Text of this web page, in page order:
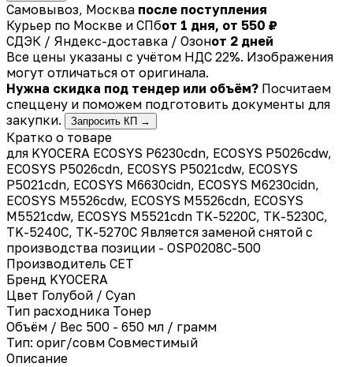
Самовывоз, Москва после поступления
Курьер по Москве и СПбот 1 дня, от 550 ₽
СДЭК / Яндекс-доставка / Озонот 2 дней
Все цены указаны с учётом НДС 22%. Изображения
могут отличаться от оригинала.
Нужна скидка под тендер или объём? Посчитаем
спеццену и поможем подготовить документы для
закупки.
Запросить КП →
Кратко о товаре
для KYOCERA ECOSYS P6230cdn, ECOSYS P5026cdw,
ECOSYS P5026cdn, ECOSYS P5021cdw, ECOSYS
P5021cdn, ECOSYS M6630cidn, ECOSYS M6230cidn,
ECOSYS M5526cdw, ECOSYS M5526cdn, ECOSYS
M5521cdw, ECOSYS M5521cdn TK-5220C, TK-5230C,
TK-5240C, TK-5270C Является заменой снятой с
производства позиции - OSP0208C-500
Производитель CET
Бренд KYOCERA
Цвет Голубой / Cyan
Тип расходника Тонер
Объём / Вес 500 - 650 мл / грамм
Тип: ориг/совм Совместимый
Описание